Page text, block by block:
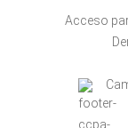
Acceso